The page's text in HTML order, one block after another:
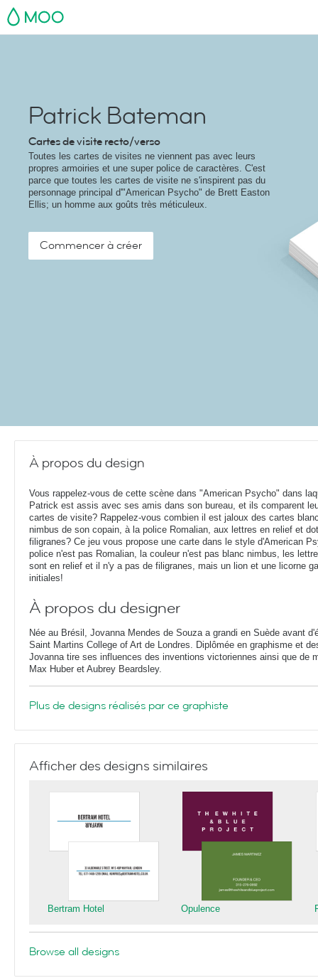
MOO
Patrick Bateman
Cartes de visite recto/verso
Toutes les cartes de visites ne viennent pas avec leurs
propres armoiries et une super police de caractères. C'est
parce que toutes les cartes de visite ne s'inspirent pas du
personnage principal d'"American Psycho" de Brett Easton
Ellis; un homme aux goûts très méticuleux.
Commencer à créer
À propos du design
Vous rappelez-vous de cette scène dans "American Psycho" dans
Patrick est assis avec ses amis dans son bureau, et ils comparent
cartes de visite? Rappelez-vous combien il est jaloux des cartes
nimbus de son copain, à la police Romalian, aux lettres en relief et
filigranes? Ce jeu vous propose une carte dans le style d'American
police n'est pas Romalian, la couleur n'est pas blanc nimbus, les
sont en relief et il n'y a pas de filigranes, mais un lion et une licorne
initiales!
À propos du designer
Née au Brésil, Jovanna Mendes de Souza a grandi en Suède avant
Saint Martins College of Art de Londres. Diplômée en graphisme et
Jovanna tire ses influences des inventions victoriennes ainsi que de
Max Huber et Aubrey Beardsley.
Plus de designs réalisés par ce graphiste
Afficher des designs similaires
Bertram Hotel Opulence
Browse all designs